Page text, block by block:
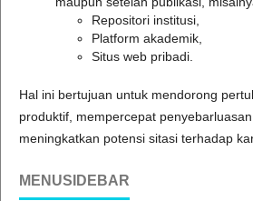
Repositori institusi,
Platform akademik,
Situs web pribadi.
Hal ini bertujuan untuk mendorong
produktif, mempercepat
meningkatkan potensi sitasi terhadap
MENUSIDEBAR